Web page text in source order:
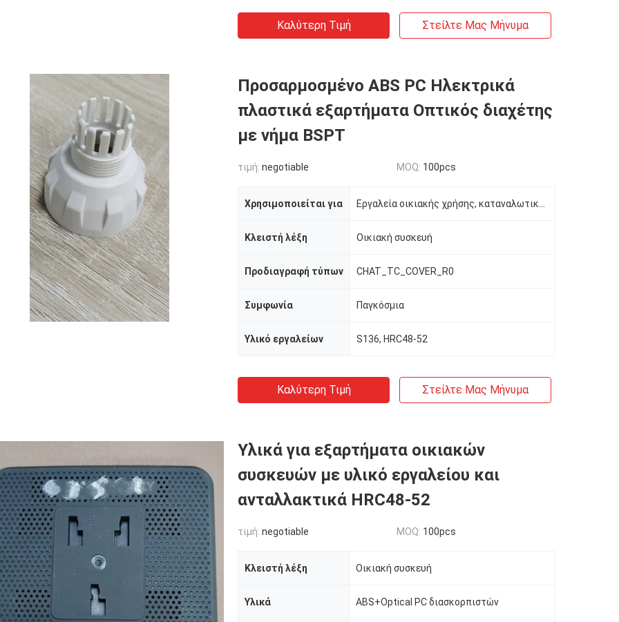
Καλύτερη Τιμή Στείλτε Μας Μήνυμα
Προσαρμοσμένο ABS PC Ηλεκτρικά
πλαστικά εξαρτήματα Οπτικός διαχέτης
με νήμα BSPT
τιμή: negotiable MOQ: 100pcs
Χρησιμοποιείται για
Κλειστή λέξη Οικιακή συσκευή
Προδιαγραφή τύπων CHAT_TC_COVER_R0
Συμφωνία Παγκόσμια
Υλικό εργαλείων S136, HRC48-52
Καλύτερη Τιμή Στείλτε Μας Μήνυμα
Υλικά για εξαρτήματα οικιακών
συσκευών με υλικό εργαλείου και
ανταλλακτικά HRC48-52
τιμή: negotiable MOQ: 100pcs
Κλειστή λέξη Οικιακή συσκευή
Υλικά ABS+Optical PC διασκορπιστών